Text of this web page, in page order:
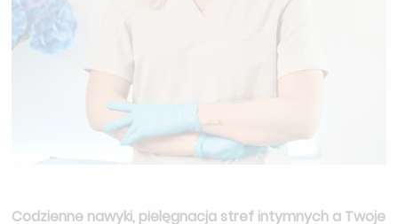
Codzienne nawyki, pielęgnacja stref intymnych a Twoje